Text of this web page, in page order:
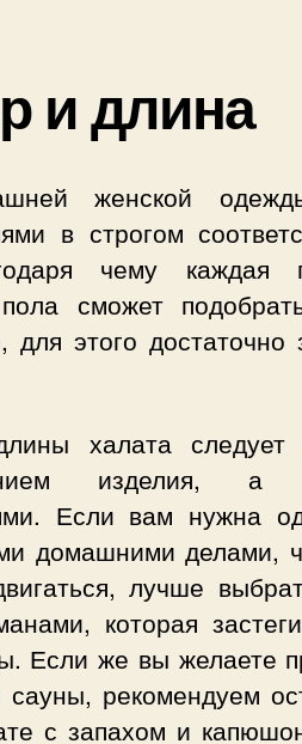
и длина
женской
в строгом
чему каждая
пола сможет
для этого достаточно
халата следует
изделия, а
Если вам нужна
домашними делами,
лучше
которая
Если же вы желаете
рекомендуем
с запахом и